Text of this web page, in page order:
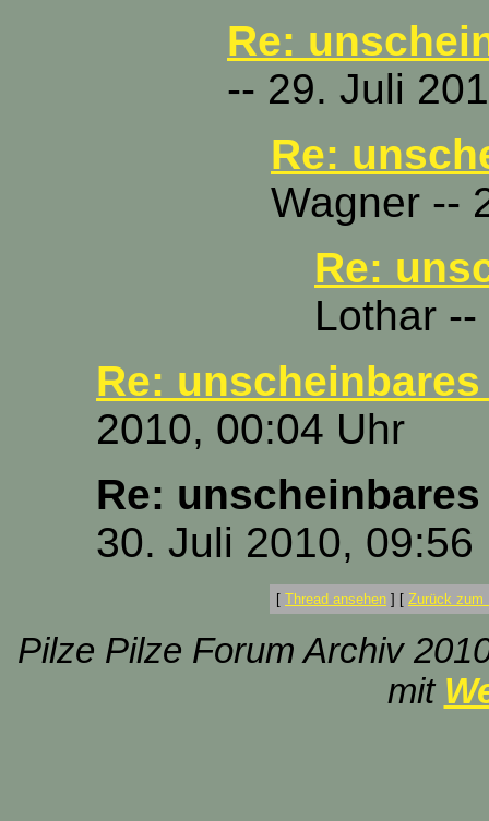
Re:
-- 29. Juli
Re:
Wagner --
Re:
Lothar
Re:
2010, 00:04 Uhr
Re:
30. Juli 2010, 09:56
[ Thread ansehen ] [ Zurück zum
Pilze Pilze Forum Archiv
mit